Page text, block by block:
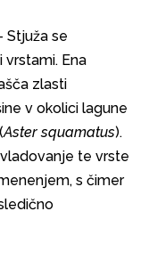
Stjuža se
Ena
zlasti
v okolici lagune
Aster squamatus).
te vrste
s čimer